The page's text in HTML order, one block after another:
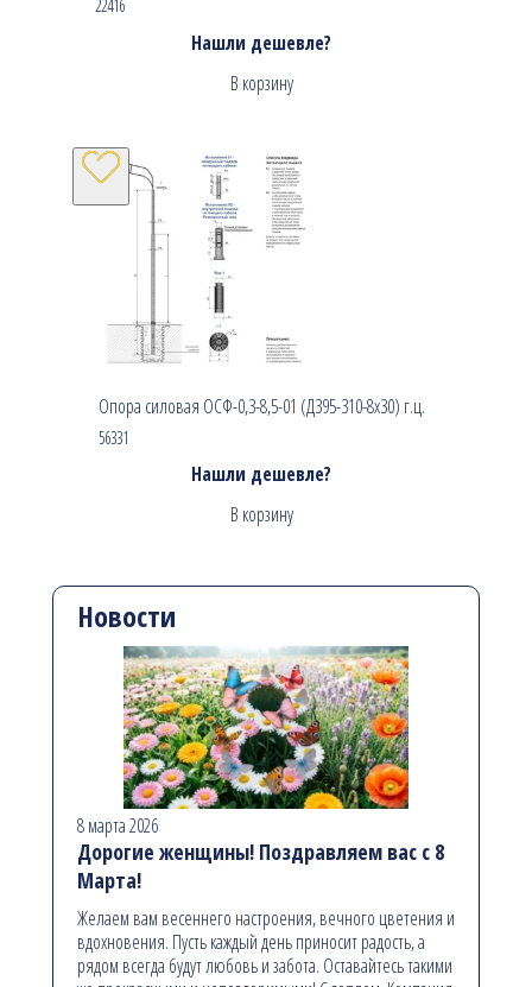
22416
Нашли дешевле?
В корзину
Опора силовая ОСФ-0,3-8,5-01 (Д395-310-8х30) г.ц.
56331
Нашли дешевле?
В корзину
Новости
8 марта 2026
Дорогие женщины! Поздравляем вас с 8
Марта!
Желаем вам весеннего настроения, вечного цветения и
вдохновения. Пусть каждый день приносит радость, а
рядом всегда будут любовь и забота. Оставайтесь такими